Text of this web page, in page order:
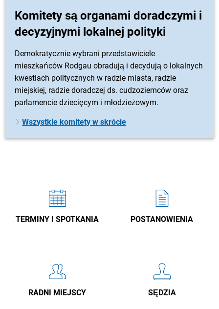
Komitety są organami doradczymi i
decyzyjnymi lokalnej polityki
Demokratycznie wybrani przedstawiciele
mieszkańców Rodgau obradują i decydują o lokalnych
kwestiach politycznych w radzie miasta, radzie
miejskiej, radzie doradczej ds. cudzoziemców oraz
parlamencie dziecięcym i młodzieżowym.
Wszystkie komitety w skrócie
TERMINY I SPOTKANIA POSTANOWIENIA
RADNI MIEJSCY SĘDZIA